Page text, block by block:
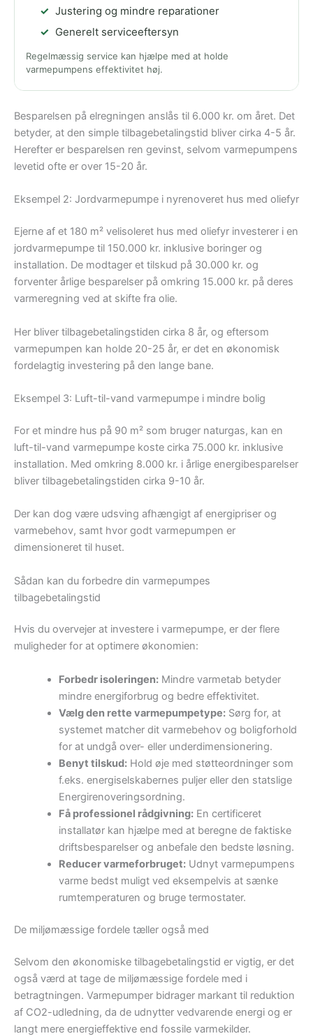
Justering og mindre reparationer
Generelt serviceeftersyn
Regelmæssig service kan hjælpe med at holde
varmepumpens effektivitet høj.
Besparelsen på elregningen anslås til 6.000 kr. om året. Det
betyder, at den simple tilbagebetalingstid bliver cirka 4-5 år.
Herefter er besparelsen ren gevinst, selvom varmepumpens
levetid ofte er over 15-20 år.
Eksempel 2: Jordvarmepumpe i nyrenoveret hus med oliefyr
Ejerne af et 180 m² velisoleret hus med oliefyr investerer i en
jordvarmepumpe til 150.000 kr. inklusive boringer og
installation. De modtager et tilskud på 30.000 kr. og
forventer årlige besparelser på omkring 15.000 kr. på deres
varmeregning ved at skifte fra olie.
Her bliver tilbagebetalingstiden cirka 8 år, og eftersom
varmepumpen kan holde 20-25 år, er det en økonomisk
fordelagtig investering på den lange bane.
Eksempel 3: Luft-til-vand varmepumpe i mindre bolig
For et mindre hus på 90 m² som bruger naturgas, kan en
luft-til-vand varmepumpe koste cirka 75.000 kr. inklusive
installation. Med omkring 8.000 kr. i årlige energibesparelser
bliver tilbagebetalingstiden cirka 9-10 år.
Der kan dog være udsving afhængigt af energipriser og
varmebehov, samt hvor godt varmepumpen er
dimensioneret til huset.
Sådan kan du forbedre din varmepumpes
tilbagebetalingstid
Hvis du overvejer at investere i varmepumpe, er der flere
muligheder for at optimere økonomien:
Forbedr isoleringen:Mindre varmetab betyder
mindre energiforbrug og bedre effektivitet.
Vælg den rette varmepumpetype:Sørg for, at
systemet matcher dit varmebehov og boligforhold
for at undgå over- eller underdimensionering.
Benyt tilskud:Hold øje med støtteordninger som
f.eks. energiselskabernes puljer eller den statslige
Energirenoveringsordning.
Få professionel rådgivning:En certificeret
installatør kan hjælpe med at beregne de faktiske
driftsbesparelser og anbefale den bedste løsning.
Reducer varmeforbruget:Udnyt varmepumpens
varme bedst muligt ved eksempelvis at sænke
rumtemperaturen og bruge termostater.
De miljømæssige fordele tæller også med
Selvom den økonomiske tilbagebetalingstid er vigtig, er det
også værd at tage de miljømæssige fordele med i
betragtningen. Varmepumper bidrager markant til reduktion
af CO2-udledning, da de udnytter vedvarende energi og er
langt mere energieffektive end fossile varmekilder.